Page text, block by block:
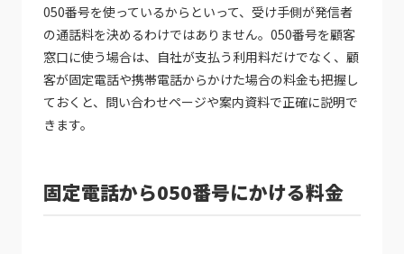
050番号を使っているからといって、受け手側が発信者
の通話料を決めるわけではありません。050番号を顧客
窓口に使う場合は、自社が支払う利用料だけでなく、顧
客が固定電話や携帯電話からかけた場合の料金も把握し
ておくと、問い合わせページや案内資料で正確に説明で
きます。
固定電話から050番号にかける料金